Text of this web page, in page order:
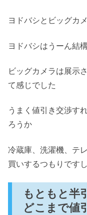
ヨドバシとビッグカ
ヨドバシはうーん結
ビッグカメラは展示
て感じでした
うまく値引き交渉す
ろうか
冷蔵庫、洗濯機、テ
買いするつもりです
もともと半
どこまで値